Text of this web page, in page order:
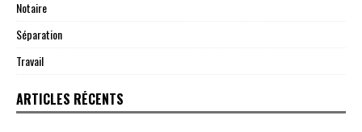
Notaire
Séparation
Travail
ARTICLES RÉCENTS